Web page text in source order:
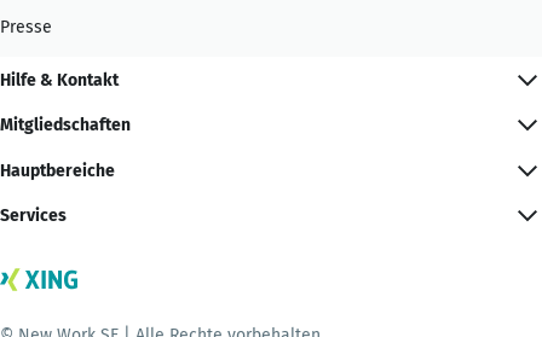
Presse
Hilfe & Kontakt
Mitgliedschaften
Hauptbereiche
Services